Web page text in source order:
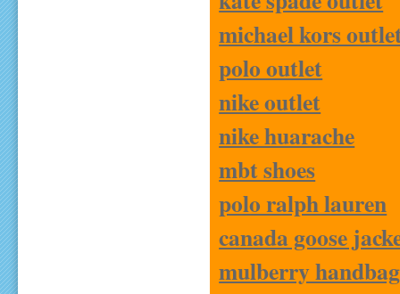
michael kors
polo outlet
nike outlet
nike huarache
mbt shoes
polo ralph lauren
canada goose
mulberry